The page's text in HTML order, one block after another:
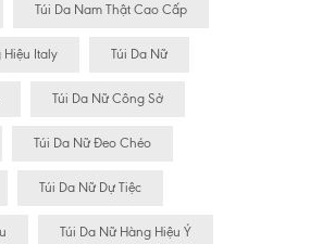
Túi Da Nam Thật Cao Cấp
Hiệu Italy Túi Da Nữ
Túi Da Nữ Công Sở
Túi Da Nữ Đeo Chéo
Túi Da Nữ Dự Tiệc
Túi Da Nữ Hàng Hiệu Ý